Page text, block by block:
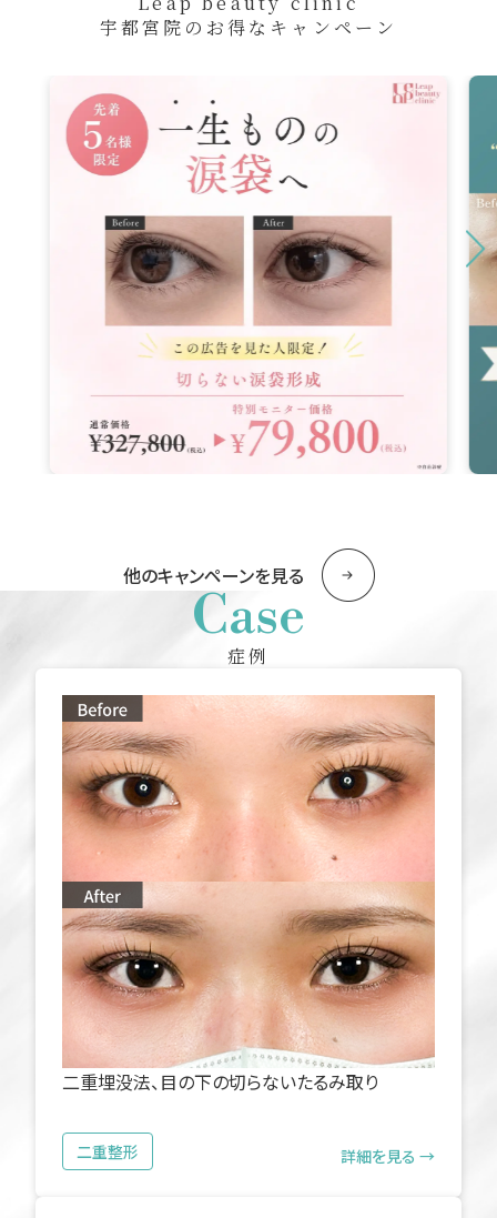
宇都宮院のお得なキャンペーン
他のキャンペーンを見る
Case
症例
二重埋没法、目の下の切らないたるみ取り
二重整形 詳細を見る →